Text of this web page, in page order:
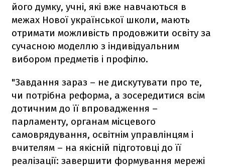
його думку, учні, які вже навчаються в
межах Нової української школи, мають
отримати можливість продовжити освіту за
сучасною моделлю з індивідуальним
вибором предметів і профілю.
"Завдання зараз – не дискутувати про те,
чи потрібна реформа, а зосередитися всім
дотичним до її впровадження –
парламенту, органам місцевого
самоврядування, освітнім управлінцям і
вчителям – на якісній підготовці до її
реалізації: завершити формування мережі